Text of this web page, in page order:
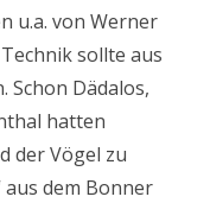
u.a. von Werner
sollte aus
Schon Dädalos,
hatten
der Vögel zu
dem Bonner